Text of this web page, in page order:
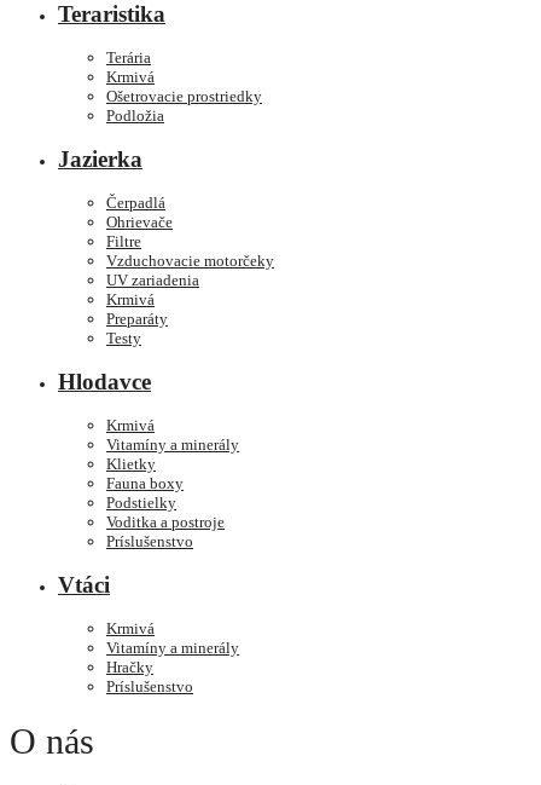
Teraristika
Terária
Krmivá
Ošetrovacie prostriedky
Podložia
Jazierka
Čerpadlá
Ohrievače
Filtre
Vzduchovacie motorčeky
UV zariadenia
Krmivá
Preparáty
Testy
Hlodavce
Krmivá
Vitamíny a minerály
Klietky
Fauna boxy
Podstielky
Voditka a postroje
Príslušenstvo
Vtáci
Krmivá
Vitamíny a minerály
Hračky
Príslušenstvo
O nás